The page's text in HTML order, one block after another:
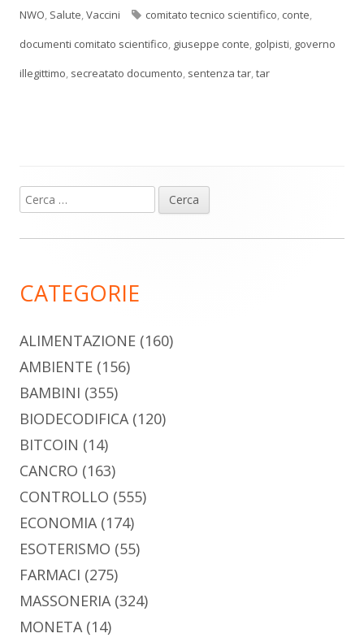
NWO, Salute,Vaccini Tag
comitato tecnico scientifico, conte,
documenti comitato scientifico, giuseppe conte, golpisti, governo
illegittimo, secreatato documento, sentenza tar,tar
Barra
laterale
Ricerca
per:
CATEGORIE
ALIMENTAZIONE (160)
AMBIENTE (156)
BAMBINI (355)
BIODECODIFICA(120)
BITCOIN (14)
CANCRO (163)
CONTROLLO (555)
ECONOMIA(174)
ESOTERISMO (55)
FARMACI (275)
MASSONERIA(324)
MONETA(14)